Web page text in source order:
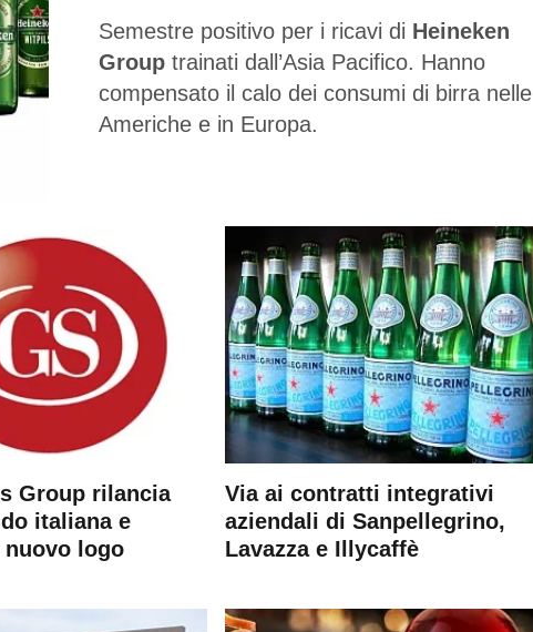
Semestre positivo per i ricavi di Heineken
Group trainati dall’Asia Pacifico. Hanno
compensato il calo dei consumi di birra nelle
Americhe e in Europa.
Group rilancia
italiana e
logo
Via ai contratti integrativi
aziendali di Sanpellegrino,
Lavazza e Illycaffè